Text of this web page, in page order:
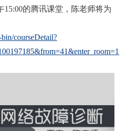
15:00的腾讯课堂，陈老师将为
courseDetail?